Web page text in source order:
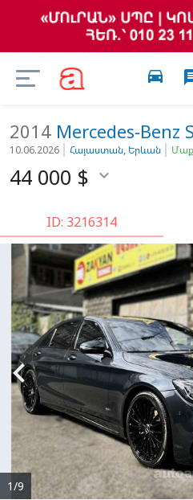
directions_car
2014 Mercedes-Benz
10.06.2026 Հայաստան, Երևան
44 000 $ 
ID: 3216314
1/9
